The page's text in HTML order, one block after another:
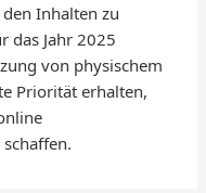
Inhalten zu
das Jahr 2025
von physischem
Priorität erhalten,